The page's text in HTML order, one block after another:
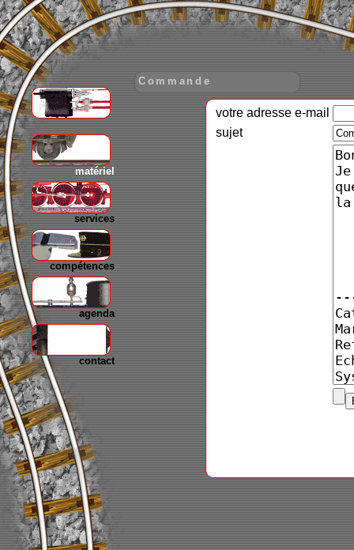
matériel
services
compétences
agenda
contact
Commande
votre adresse e-mail
sujet